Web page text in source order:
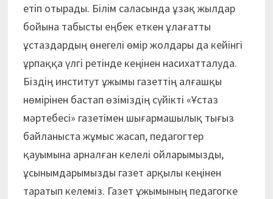
етіп отырады. Білім саласында ұзақ жылдар
бойына табысты еңбек еткен ұлағатты
ұстаздардың өнегелі өмір жолдары да кейінгі
ұрпаққа үлгі ретінде кеңінен насихатталуда.
Біздің институт ұжымы газеттің алғашқы
нөмірінен бастап өзіміздің сүйікті «Ұстаз
мәртебесі» газетімен шығармашылық тығыз
байланыста жұмыс жасап, педагогтер
қауымына арналған келелі ойларымызды,
ұсынымдарымызды газет арқылы кеңінен
таратып келеміз. Газет ұжымының педагогке